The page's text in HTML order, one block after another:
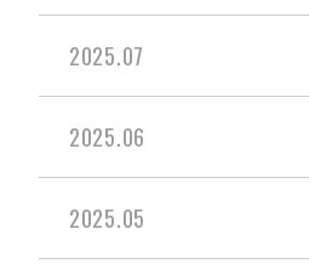
2025.07
2025.06
2025.05